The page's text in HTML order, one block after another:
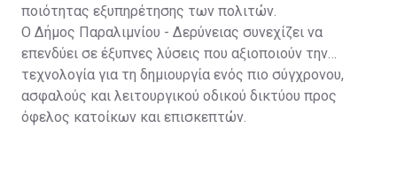
ποιότητας εξυπηρέτησης των πολιτών.
Ο Δήμος Παραλιμνίου - Δερύνειας συνεχίζει να
επενδύει σε έξυπνες λύσεις που αξιοποιούν την
τεχνολογία για τη δημιουργία ενός πιο σύγχρονου,
ασφαλούς και λειτουργικού οδικού δικτύου προς
όφελος κατοίκων και επισκεπτών.